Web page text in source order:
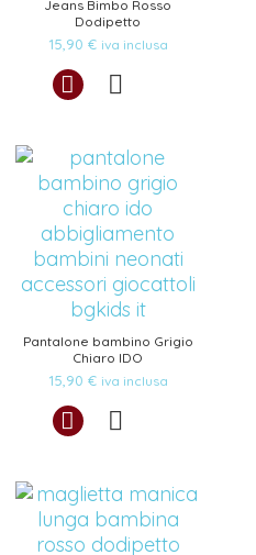
Jeans Bimbo Rosso
Dodipetto
15,90 € iva inclusa
Pantalone bambino Grigio
Chiaro IDO
15,90 € iva inclusa